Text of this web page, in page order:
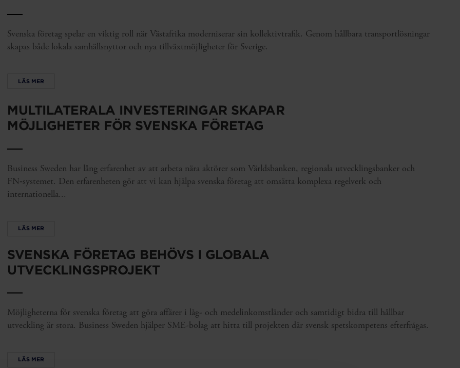
Svenska företag spelar en viktig roll när Västafrika moderniserar sin kollektivtrafik. Genom hållbara transportlösningar
skapas både lokala samhällsnyttor och nya tillväxtmöjligheter för Sverige.
LÄS MER
MULTILATERALA INVESTERINGAR SKAPAR
MÖJLIGHETER FÖR SVENSKA FÖRETAG
Business Sweden har lång erfarenhet av att arbeta nära aktörer som Världsbanken, regionala utvecklingsbanker och
FN‑systemet. Den erfarenheten gör att vi kan hjälpa svenska företag att omsätta komplexa regelverk och
internationella...
LÄS MER
SVENSKA FÖRETAG BEHÖVS I GLOBALA
UTVECKLINGSPROJEKT
Möjligheterna för svenska företag att göra affärer i låg- och medelinkomstländer och samtidigt bidra till hållbar
utveckling är stora. Business Sweden hjälper SME-bolag att hitta till projekten där svensk spetskompetens efterfrågas.
LÄS MER